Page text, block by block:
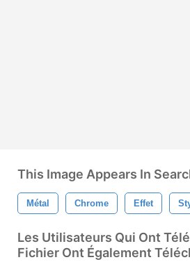
This Image Appears In
Métal Chrome Effet
Les Utilisateurs Qui Ont
Fichier Ont Également